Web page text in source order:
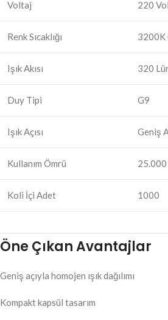
Voltaj 220
Renk Sıcaklığı 3200K
Işık Akısı 320
Duy Tipi G9
Işık Açısı Geniş
Kullanım Ömrü 25.000
Koli İçi Adet 1000
Öne Çıkan Avantajlar
Geniş açıyla homojen ışık dağılımı
Kompakt kapsül tasarım